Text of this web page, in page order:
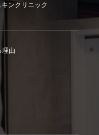
ンクリニック
理由